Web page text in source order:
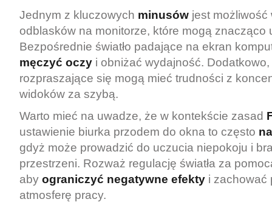
Jednym z kluczowych minusów jest
odblasków na monitorze, które mogą znacząco
Bezpośrednie światło padające na ekran
męczyć oczy i obniżać wydajność. Dodatkowo,
rozpraszające się mogą mieć trudności z
widoków za szybą.
Warto mieć na uwadze, że w kontekście zasad
ustawienie biurka przodem do okna to często
gdyż może prowadzić do uczucia niepokoju i
przestrzeni. Rozważ regulację światła za
aby ograniczyć negatywne efekty i zachować
atmosferę pracy.